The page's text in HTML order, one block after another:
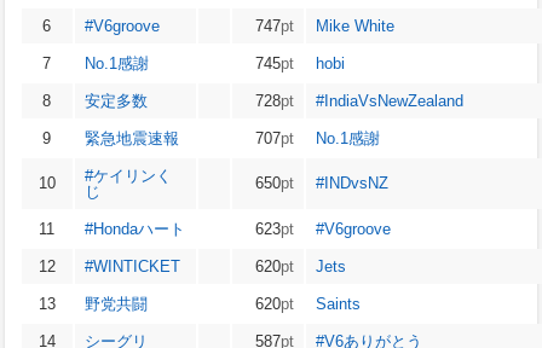
6 #V6groove 747pt Mike White
7 No.1感謝 745pt hobi
8 安定多数 728pt #IndiaVsNewZealand
9 緊急地震速報 707pt No.1感謝
10
#ケイリンく
じ
650pt #INDvsNZ
11 #Hondaハート 623pt #V6groove
12 #WINTICKET 620pt Jets
13 野党共闘 620pt Saints
14 シーグリ 587pt #V6ありがとう